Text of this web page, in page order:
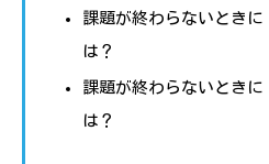
課題が終わらないときに
は？
課題が終わらないときに
は？